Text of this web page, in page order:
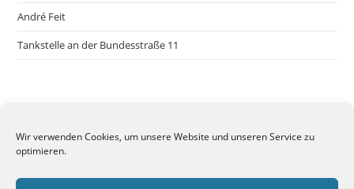
Wir verwenden Cookies, um unsere Website und unseren Service zu
optimieren.
André Feit
Tankstelle an der Bundesstraße 11